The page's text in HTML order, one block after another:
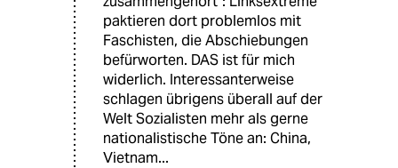
paktieren dort problemlos mit
Faschisten, die Abschiebungen
befürworten. DAS ist für mich
widerlich. Interessanterweise
schlagen übrigens überall auf der
Welt Sozialisten mehr als gerne
nationalistische Töne an: China,
Vietnam...